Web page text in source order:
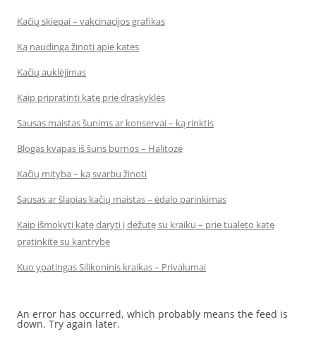
Kačių skiepai – vakcinacijos grafikas
Ką naudinga žinoti apie kates
Kačių auklėjimas
Kaip pripratinti katę prie draskyklės
Sausas maistas šunims ar konservai – ką rinktis
Blogas kvapas iš šuns burnos – Halitozė
Kačių mityba – ką svarbu žinoti
Sausas ar šlapias kačių maistas – ėdalo parinkimas
Kaip išmokyti katę daryti į dėžutę su kraiku – prie tualeto katę
pratinkite su kantrybe
Kuo ypatingas Silikoninis kraikas – Privalumai
An error has occurred, which probably means the feed is
down. Try again later.